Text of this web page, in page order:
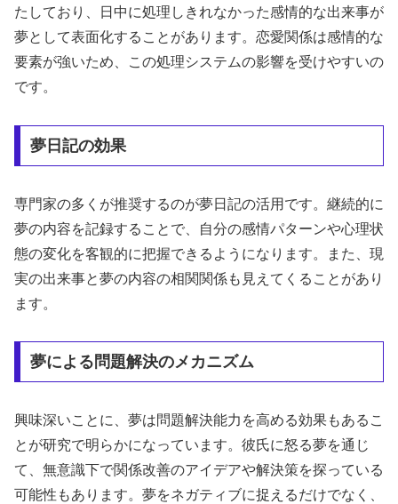
たしており、日中に処理しきれなかった感情的な出来事が
夢として表面化することがあります。恋愛関係は感情的な
要素が強いため、この処理システムの影響を受けやすいの
です。
夢日記の効果
専門家の多くが推奨するのが夢日記の活用です。継続的に
夢の内容を記録することで、自分の感情パターンや心理状
態の変化を客観的に把握できるようになります。また、現
実の出来事と夢の内容の相関関係も見えてくることがあり
ます。
夢による問題解決のメカニズム
興味深いことに、夢は問題解決能力を高める効果もあるこ
とが研究で明らかになっています。彼氏に怒る夢を通じ
て、無意識下で関係改善のアイデアや解決策を探っている
可能性もあります。夢をネガティブに捉えるだけでなく、